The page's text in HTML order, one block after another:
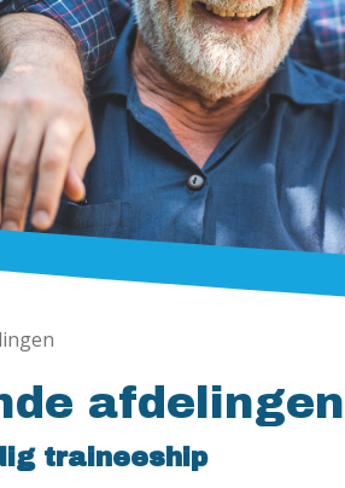
afdelingen
traineeship